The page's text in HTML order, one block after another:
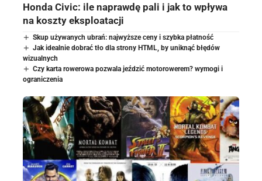
Honda Civic: ile naprawdę pali i jak to wpływa
na koszty eksploatacji
Skup używanych ubrań: najwyższe ceny i szybka płatność
Jak idealnie dobrać tło dla strony HTML, by uniknąć błędów
wizualnych
Czy karta rowerowa pozwala jeździć motorowerem? wymogi i
ograniczenia